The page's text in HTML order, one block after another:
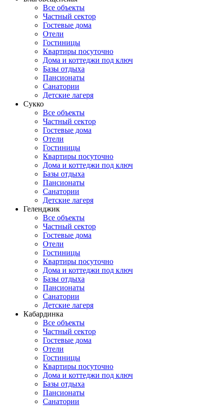
Все объекты
Частный сектор
Гостевые дома
Отели
Гостиницы
Квартиры посуточно
Дома и коттеджи под ключ
Базы отдыха
Пансионаты
Санатории
Детские лагеря
Сукко
Все объекты
Частный сектор
Гостевые дома
Отели
Гостиницы
Квартиры посуточно
Дома и коттеджи под ключ
Базы отдыха
Пансионаты
Санатории
Детские лагеря
Геленджик
Все объекты
Частный сектор
Гостевые дома
Отели
Гостиницы
Квартиры посуточно
Дома и коттеджи под ключ
Базы отдыха
Пансионаты
Санатории
Детские лагеря
Кабардинка
Все объекты
Частный сектор
Гостевые дома
Отели
Гостиницы
Квартиры посуточно
Дома и коттеджи под ключ
Базы отдыха
Пансионаты
Санатории